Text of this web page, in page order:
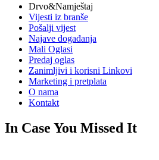
Drvo&Namještaj
Vijesti iz branše
Pošalji vijest
Najave događanja
Mali Oglasi
Predaj oglas
Zanimljivi i korisni Linkovi
Marketing i pretplata
O nama
Kontakt
In Case You Missed It